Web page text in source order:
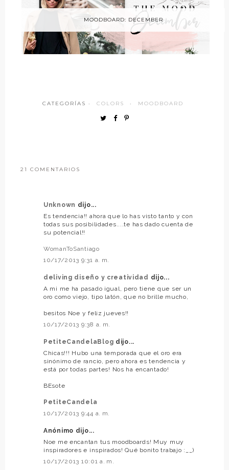
MOODBOARD: DECEMBER
CATEGORÍAS · COLORS · MOODBOARD
21 COMENTARIOS
Unknown dijo...
Es tendencia!! ahora que lo has visto tanto y con
todas sus posibilidades....te has dado cuenta de
su potencial!!
WomanToSantiago
10/17/2013 9:31 a. m.
deliving diseño y creatividad dijo...
A mi me ha pasado igual, pero tiene que ser un
oro como viejo, tipo latón, que no brille mucho,
besitos Noe y feliz jueves!!
10/17/2013 9:38 a. m.
PetiteCandelaBlog dijo...
Chicas!!! Hubo una temporada que el oro era
sinónimo de rancio, pero ahora es tendencia y
está por todas partes! Nos ha encantado!
BEsote
PetiteCandela
10/17/2013 9:44 a. m.
Anónimo dijo...
Noe me encantan tus moodboards! Muy muy
inspiradores e inspirados! Qué bonito trabajo :__)
10/17/2013 10:01 a. m.